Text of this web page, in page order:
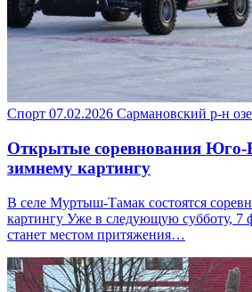
Спорт 07.02.2026 Сармановский р-н
Открытые соревнования Юго-
зимнему картингу
В селе Муртыш-Тамак состоятся
картингу Уже в следующую субботу, 7
станет местом притяжения…